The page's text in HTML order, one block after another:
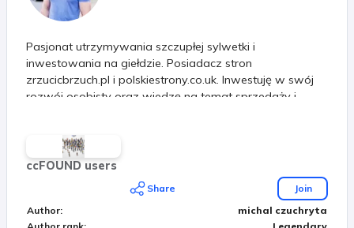
udzielania się.
Pasjonat utrzymywania szczupłej sylwetki i
inwestowania na giełdzie. Posiadacz stron
zrzucicbrzuch.pl i polskiestrony.co.uk. Inwestuję w swój
rozwój osobisty oraz wiedzę na temat sprzedaży i
ccFOUND users
Share
Join
Author:
michal czuchryta